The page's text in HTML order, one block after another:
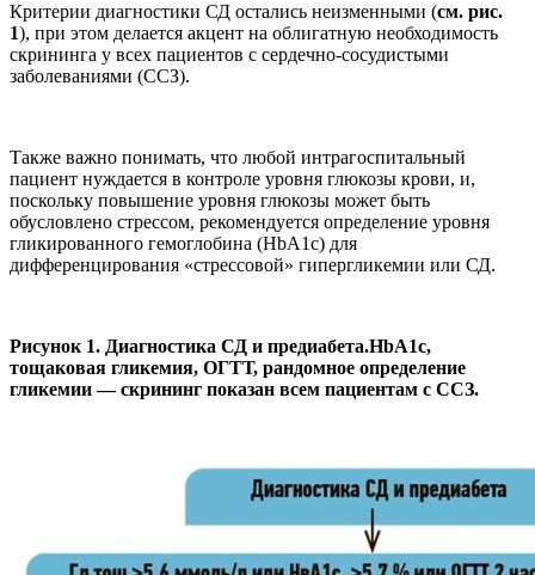
Критерии диагностики СД остались неизменными (см. рис.
1), при этом делается акцент на облигатную необходимость
скрининга у всех пациентов с сердечно-сосудистыми
заболеваниями (ССЗ).
Также важно понимать, что любой интрагоспитальный
пациент нуждается в контроле уровня глюкозы крови, и,
поскольку повышение уровня глюкозы может быть
обусловлено стрессом, рекомендуется определение уровня
гликированного гемоглобина (HbA1c) для
дифференцирования «стрессовой» гипергликемии или СД.
Рисунок 1. Диагностика СД и предиабета.HbA1c,
тощаковая гликемия, ОГТТ, рандомное определение
гликемии — скрининг показан всем пациентам с ССЗ.